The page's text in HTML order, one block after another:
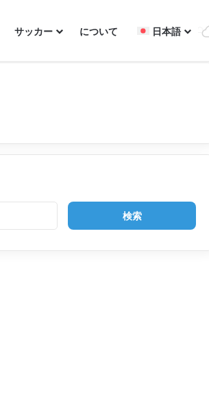
サッカー について 日本語